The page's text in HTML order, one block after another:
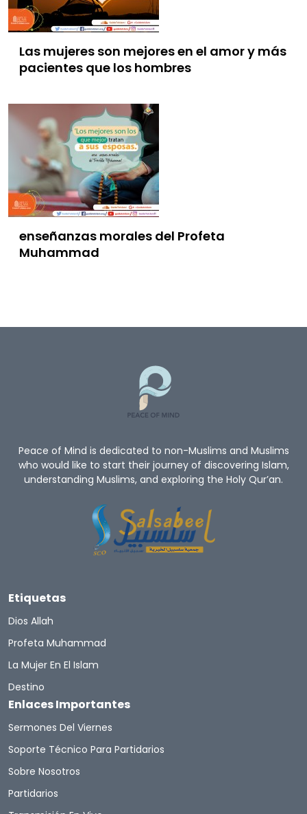
Las mujeres son mejores en el amor y más
pacientes que los hombres
enseñanzas morales del Profeta
Muhammad
Peace of Mind is dedicated to non-Muslims and Muslims
who would like to start their journey of discovering Islam,
understanding Muslims, and exploring the Holy Qur’an.
Etiquetas
Dios Allah
Profeta Muhammad
La Mujer En El Islam
Destino
Enlaces Importantes
Sermones Del Viernes
Soporte Técnico Para Partidarios
Sobre Nosotros
Partidarios